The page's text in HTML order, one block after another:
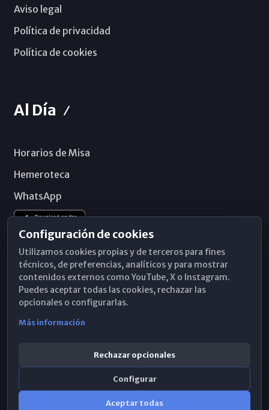
Aviso legal
Política de privacidad
Política de cookies
Al Día
Horarios de Misa
Hemeroteca
WhatsApp
Configuración de cookies
Utilizamos cookies propias y de terceros para fines
técnicos, de preferencias, analíticos y para mostrar
contenidos externos como YouTube, X o Instagram.
Puedes aceptar todas las cookies, rechazar las
opcionales o configurarlas.
Más información
Rechazar opcionales
Configurar
Aceptar todas